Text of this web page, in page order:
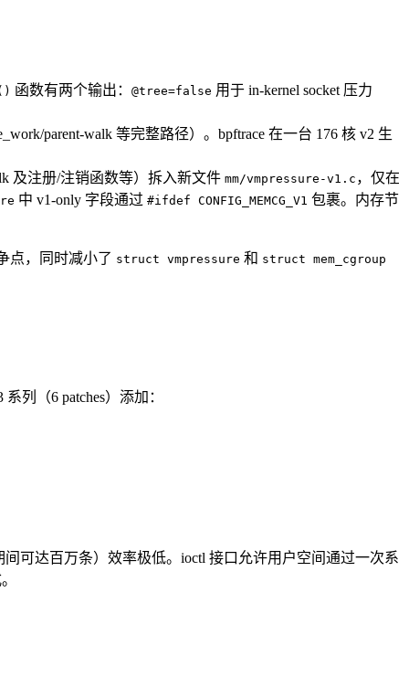
函数有两个输出： @tree=false 用于 in-kernel socket 压力
parent-walk 等完整路径）。bpftrace 在一台 176 核 v2 生
及注册/注销函数等）拆入新文件 mm/vmpressure-v1.c ，仅在
中 v1-only 字段通过 #ifdef CONFIG_MEMCG_V1 包裹。内存节
点，同时减小了 struct vmpressure 和 struct mem_cgroup
列（6 patches）添加：
可达百万条）效率极低。ioctl 接口允许用户空间通过一次系